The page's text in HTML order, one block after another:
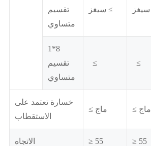
تقسيم
متساوي
سيغز ≤
1*8
تقسيم
متساوي
‬ ‬ ≤ ‬ ‬ ‬ ≤ ‬
خسارة تعتمد على
الاستقطاب
≤ ماج ≤ ماج
الاتجاه ≥ 55 ≥ 55